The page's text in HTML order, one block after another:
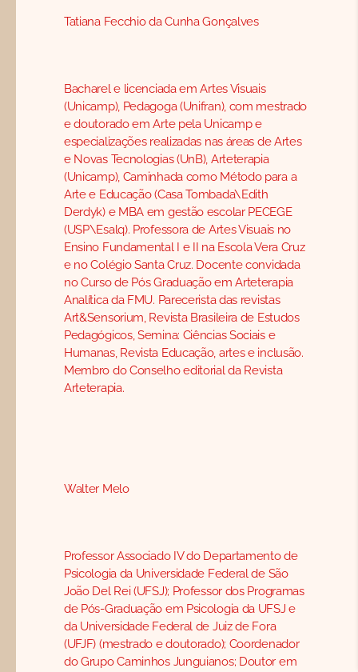
Tatiana Fecchio da Cunha Gonçalves
Bacharel e licenciada em Artes Visuais
(Unicamp), Pedagoga (Unifran), com mestrado
e doutorado em Arte pela Unicamp e
especializações realizadas nas áreas de Artes
e Novas Tecnologias (UnB), Arteterapia
(Unicamp), Caminhada como Método para a
Arte e Educação (Casa Tombada\Edith
Derdyk) e MBA em gestão escolar PECEGE
(USP\Esalq). Professora de Artes Visuais no
Ensino Fundamental I e II na Escola Vera Cruz
e no Colégio Santa Cruz. Docente convidada
no Curso de Pós Graduação em Arteterapia
Analítica da FMU. Parecerista das revistas
Art&Sensorium, Revista Brasileira de Estudos
Pedagógicos, Semina: Ciências Sociais e
Humanas, Revista Educação, artes e inclusão.
Membro do Conselho editorial da Revista
Arteterapia.
Walter Melo
Professor Associado IV do Departamento de
Psicologia da Universidade Federal de São
João Del Rei (UFSJ); Professor dos Programas
de Pós-Graduação em Psicologia da UFSJ e
da Universidade Federal de Juiz de Fora
(UFJF) (mestrado e doutorado); Coordenador
do Grupo Caminhos Junguianos; Doutor em